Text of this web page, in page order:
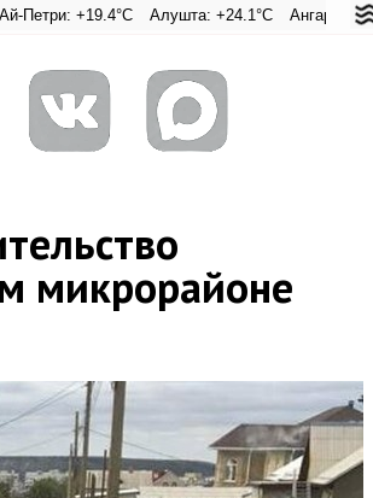
Адмиральская
Алушта: +24.1°C Ангарский перевал:
микрорайоне